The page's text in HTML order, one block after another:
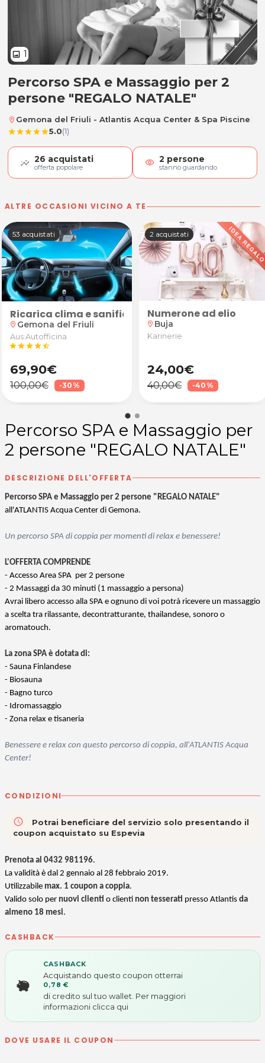
image 1
Percorso SPA e Massaggio per 2
Percorso SPA e Massaggio per 2
persone "REGALO NATALE"
location_on Gemona del Friuli - Atlantis Acqua Center & Spa Piscine
starstarstarstarstar5.0(1)
26 acquistati
offerta popolare visibility 2 persone
stanno guardando
ALTRE OCCASIONI VICINO A TE
cuore + nome da Karinerie a Buja
Gender Reveal da Karinerie a Buja
53 acquistati
Ricarica clima e sanificazione abitacolo
location_on Gemona del Friuli
Aus Autofficina
starstarstarstarstar_half
69,90€
100,00€ -30%
2 acquistati
Numerone ad elio
location_on Buja
Karinerie
24,00€
40,00€ -40%
Percorso SPA e Massaggio per
2 persone "REGALO NATALE"
DESCRIZIONE DELL'OFFERTA
Percorso SPA e Massaggio per 2 persone "REGALO NATALE"
all'ATLANTIS Acqua Center di Gemona.
Un percorso SPA di coppia per momenti di relax e benessere!
L'OFFERTA COMPRENDE
- Accesso Area SPA per 2 persone
- 2 Massaggi da 30 minuti (1 massaggio a persona)
Avrai libero accesso alla SPA e ognuno di voi potrà ricevere un massaggio
a scelta tra rilassante, decontratturante, thailandese, sonoro o
aromatouch.
La zona SPA è dotata di:
- Sauna Finlandese
- Biosauna
- Bagno turco
- Idromassaggio
- Zona relax e tisaneria
Benessere e relax con questo percorso di coppia, all'ATLANTIS Acqua
Center!
CONDIZIONI
access_time
Potrai beneficiare del servizio solo presentando il
coupon acquistato su Espevia
Prenota al 0432 981196.
La validità è dal 2 gennaio al 28 febbraio 2019.
Utilizzabile max. 1 coupon a coppia.
Valido solo per nuovi clienti o clienti non tesserati presso Atlantis da
almeno 18 mesi.
CASHBACK
CASHBACK
Acquistando questo coupon otterrai
0,78 €
di credito sul tuo wallet. Per maggiori
informazioni clicca qui
DOVE USARE IL COUPON